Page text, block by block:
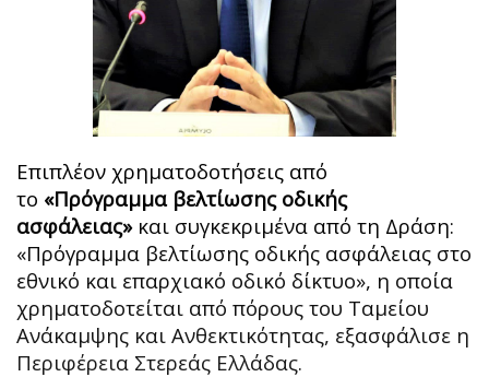
Επιπλέον χρηματοδοτήσεις από
το «Πρόγραμμα βελτίωσης οδικής
ασφάλειας»και συγκεκριμένα από τη Δράση:
«Πρόγραμμα βελτίωσης οδικής ασφάλειας στο
εθνικό και επαρχιακό οδικό δίκτυο», η οποία
χρηματοδοτείται από πόρους του Ταμείου
Ανάκαμψης και Ανθεκτικότητας, εξασφάλισε η
Περιφέρεια Στερεάς Ελλάδας.